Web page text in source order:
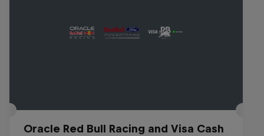
Oracle Red Bull Racing and Visa Cash